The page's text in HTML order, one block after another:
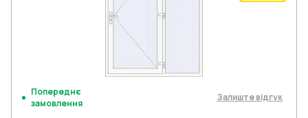
Попереднє
замовлення
Залиште відгук